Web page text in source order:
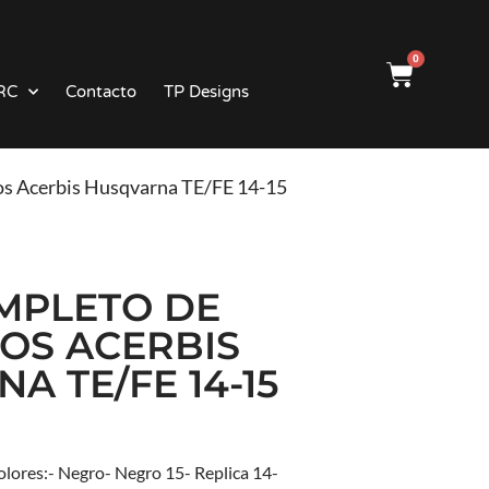
Contacto TP Designs
0
Acerbis Husqvarna TE/FE 14-15
DE
ACERBIS
TE/FE 14-15
Negro- Negro 15- Replica 14-